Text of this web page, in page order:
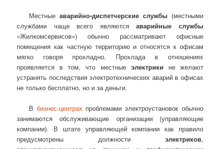
Местныеаварийно-диспетчерские службы(местными
службами чаще всего являютсяаварийные службы
«Жилкомсервисов») обычно рассматривают офисные
помещения как частную территорию и относятся к офисам
мягко говоря прохладно. Прохлада в отношениях
проявляется в том, что местные электрики не желают
устранять последствия электротехнических аварий в офисах
не только бесплатно, но и за деньги.
В бизнес-центрах проблемами электроустановок обычно
занимаются обслуживающие организации (управляющие
компании). В штате управляющей компании как правило
предусмотрены должности электриков,